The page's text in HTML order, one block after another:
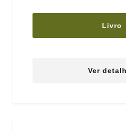
Livro
Ver